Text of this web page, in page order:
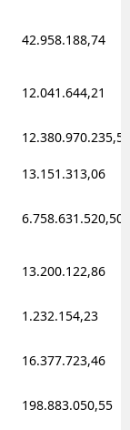
42.958.188,74
12.041.644,21
12.380.970.235,50
13.151.313,06
6.758.631.520,50
13.200.122,86
1.232.154,23
16.377.723,46
198.883.050,55